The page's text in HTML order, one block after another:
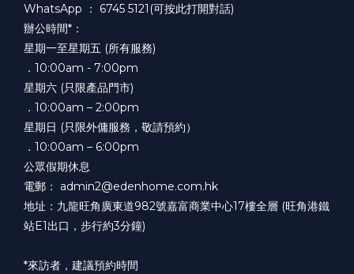
WhatsApp ： 6745 5121(可按此打開對話)
辦公時間*：
星期一至星期五 (所有服務)
．10:00am - 7:00pm
星期六 (只限產品門市)
．10:00am – 2:00pm
星期日 (只限外傭服務，敬請預約）
．10:00am – 6:00pm
公眾假期休息
電郵： admin2@edenhome.com.hk
地址：九龍旺角廣東道982號嘉富商業中心17樓全層 (旺角港鐵
站E1出口，步行約3分鐘)
*來訪者，建議預約時間